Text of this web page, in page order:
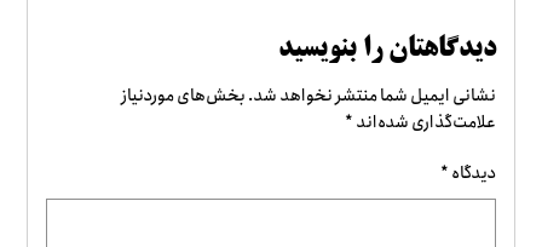
دیدگاهتان را بنویسید
نشانی ایمیل شما منتشر نخواهد شد.بخش‌های موردنیاز
علامت‌گذاری شده‌اند*
دیدگاه*